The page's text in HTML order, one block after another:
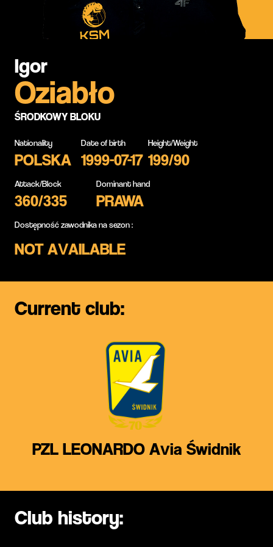
Igor
Oziabło
ŚRODKOWY BLOKU
Nationality
POLSKA
Date of birth
1999-07-17
Height/Weight
199/90
Attack/Block
360/335
Dominant hand
PRAWA
Dostępność zawodnika na sezon :
NOT AVAILABLE
Current club:
PZL LEONARDO Avia Świdnik
Club history: